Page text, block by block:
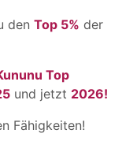
den Top 5% der
Top
und jetzt 2026!
Fähigkeiten!